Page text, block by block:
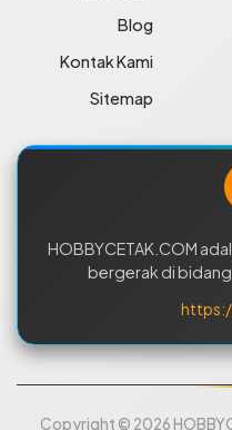
Blog
Kontak Kami
Sitemap
HOBBYCETAK.COM
bergerak di bidang
Copyright © 2026